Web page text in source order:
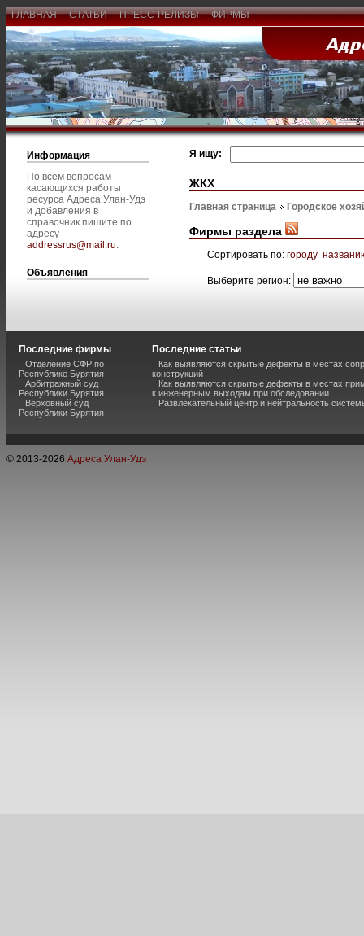
ГЛАВНАЯ СТАТЬИ ПРЕСС-РЕЛИЗЫ ФИРМЫ
Информация
По всем вопросам
касающихся работы
ресурса Адреса Улан-Удэ
и добавления в
справочник пишите по
адресу
addressrus@mail.ru.
Объявления
Я ищу:
ЖКХ
Главная страница Городское
Фирмы раздела
Сортировать по: городу
Выберите регион:
Последние фирмы
Отделение СФР по
Республике Бурятия
Арбитражный суд
Республики Бурятия
Верховный суд
Республики Бурятия
Последние статьи
Как выявляются скрытые дефекты в местах
конструкций
Как выявляются скрытые дефекты в местах
к инженерным выходам при обследовании
Развлекательный центр и нейтральность
© 2013-2026 Адреса Улан-Удэ